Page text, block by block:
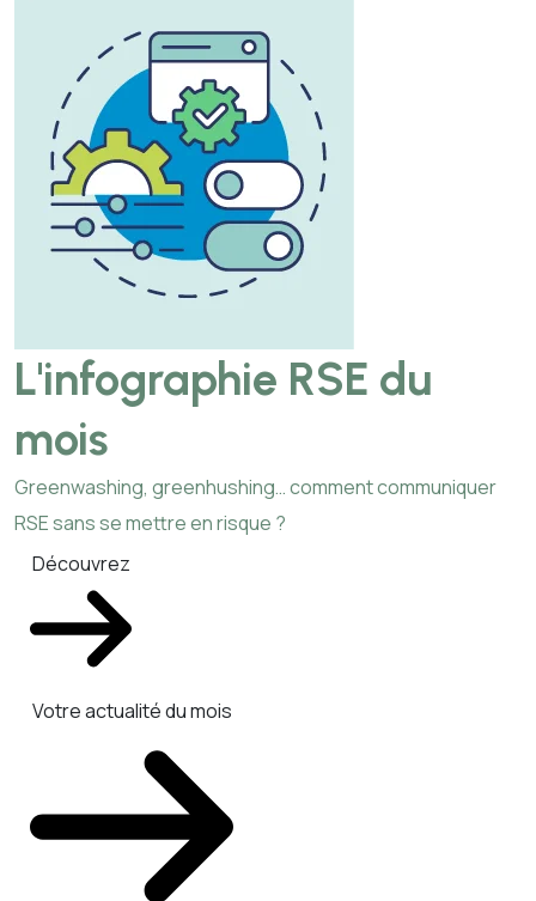
L'infographie RSE du
mois
Greenwashing, greenhushing… comment communiquer
RSE sans se mettre en risque ?
Découvrez
Votre actualité du mois